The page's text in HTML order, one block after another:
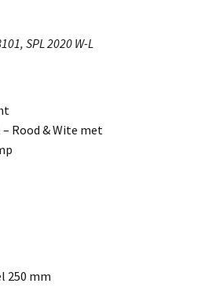
SPL 2020 W-L
Rood & Wite met
250 mm